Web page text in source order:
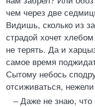
чем через две
Видишь, сколько из
страдой хочет
не терять. Да и
самое время
Сытому небось
отсиживаться,
– Даже не знаю,